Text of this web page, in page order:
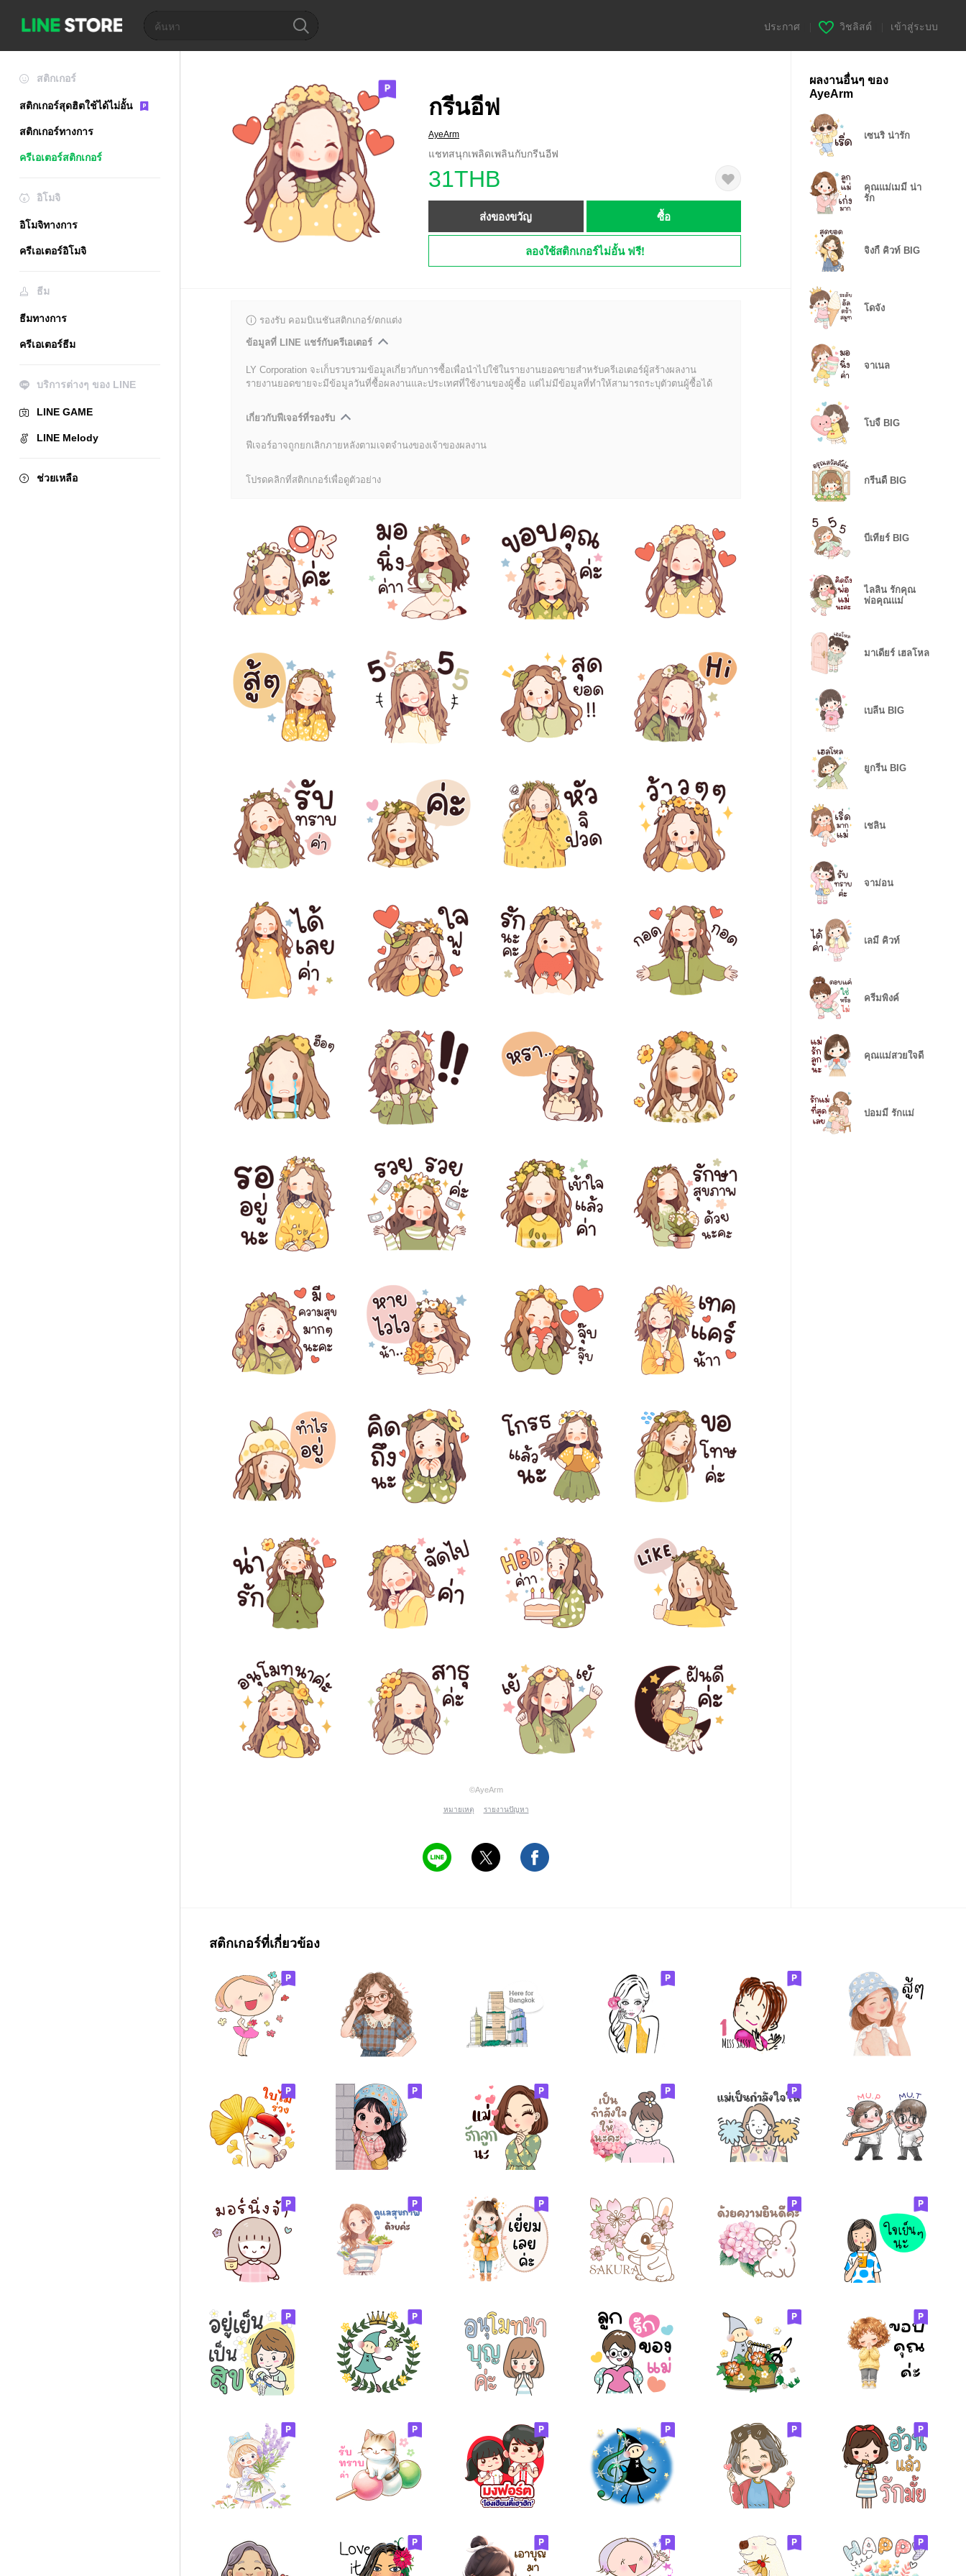
ประกาศ วิชลิสต์ เข้าสู่ระบบ
สติกเกอร์
สติกเกอร์สุดฮิตใช้ได้ไม่อั้น
สติกเกอร์ทางการ
ครีเอเตอร์สติกเกอร์
อิโมจิ
อิโมจิทางการ
ครีเอเตอร์อิโมจิ
ธีม
ธีมทางการ
ครีเอเตอร์ธีม
บริการต่างๆ ของ LINE
LINE GAME
LINE Melody
ช่วยเหลือ
กรีนอีฟ
AyeArm
แชทสนุกเพลิดเพลินกับกรีนอีฟ
31THB
ส่งของขวัญ ซื้อ
ลองใช้สติกเกอร์ไม่อั้น ฟรี!
รองรับ คอมบิเนชันสติกเกอร์/ตกแต่ง
ข้อมูลที่ LINE แชร์กับครีเอเตอร์
LY Corporation จะเก็บรวบรวมข้อมูลเกี่ยวกับการซื้อเพื่อนำไปใช้ในรายงานยอดขายสำหรับครีเอเตอร์ผู้สร้างผลงาน
รายงานยอดขายจะมีข้อมูลวันที่ซื้อผลงานและประเทศที่ใช้งานของผู้ซื้อ แต่ไม่มีข้อมูลที่ทำให้สามารถระบุตัวตนผู้ซื้อได้
เกี่ยวกับฟีเจอร์ที่รองรับ
ฟีเจอร์อาจถูกยกเลิกภายหลังตามเจตจำนงของเจ้าของผลงาน
โปรดคลิกที่สติกเกอร์เพื่อดูตัวอย่าง
©AyeArm
หมายเหตุ รายงานปัญหา
ผลงานอื่นๆ ของ
AyeArm
เซนริ น่ารัก
คุณแม่เมมี่ น่า
รัก
จิงกี้ คิวท์ BIG
โดจัง
จาเนล
โบจี้ BIG
กรีนดี้ BIG
บีเทียร์ BIG
ไลลิน รักคุณ
พ่อคุณแม่
มาเดียร์ เฮลโหล
เบลีน BIG
ยูกรีน BIG
เชลิน
จาม่อน
เลมี่ คิวท์
ครีมพิงค์
คุณแม่สวยใจดี
ปอมมี่ รักแม่
สติกเกอร์ที่เกี่ยวข้อง